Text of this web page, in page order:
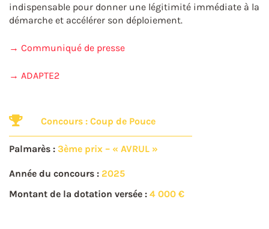
indispensable pour donner une légitimité immédiate à la
démarche et accélérer son déploiement.
→ Communiqué de presse
→ ADAPTE2
Concours : Coup de Pouce
Palmarès : 3ème prix – « AVRUL »
Année du concours : 2025
Montant de la dotation versée : 4 000 €